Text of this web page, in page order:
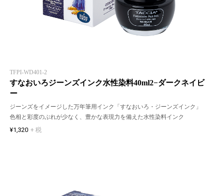
TFPI-WD401-2
すなおいろジーンズインク水性染料40ml2−ダークネイビ
ー
ジーンズをイメージした万年筆用インク「すなおいろ・ジーンズインク」
色相と彩度のぶれが少なく、豊かな表現力を備えた水性染料インク
¥1,320 + 税